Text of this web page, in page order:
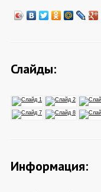
Слайды:
Информация: